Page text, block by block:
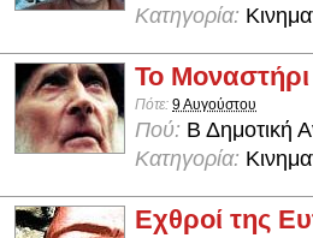
Κατηγορία:
Το
Πότε: 9 Αυγούστου
Πού: Β Δημοτική
Κατηγορία:
Εχθροί της